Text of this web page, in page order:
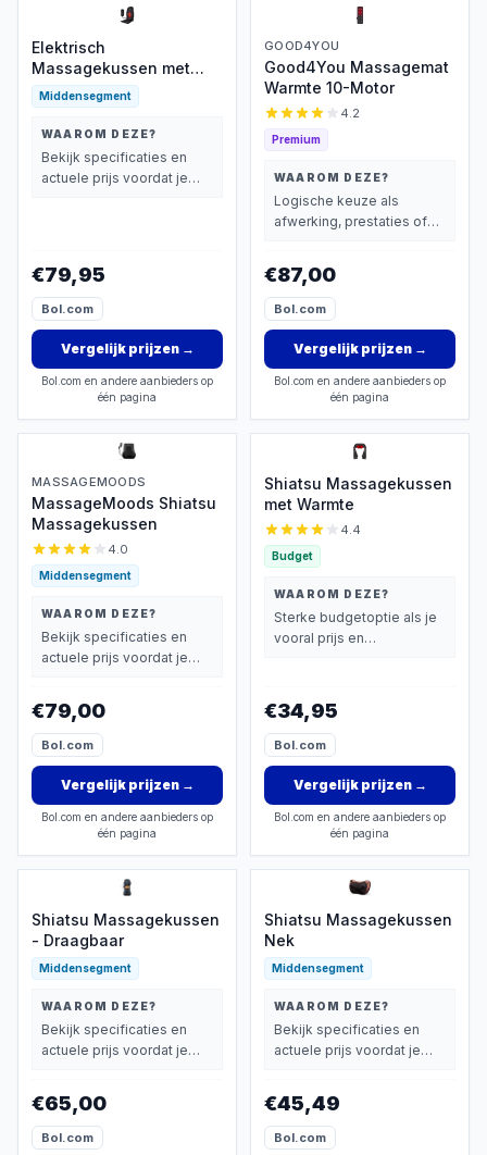
Elektrisch
Massagekussen met
Verwarming
Middensegment
WAAROM DEZE?
Bekijk specificaties en
actuele prijs voordat je
€79,95
Bol.com
Vergelijk prijzen→
Bol.com en andere aanbieders op
één pagina
GOOD4YOU
Good4You Massagemat
Warmte 10-Motor
4.2
Premium
WAAROM DEZE?
Logische keuze als
afwerking, prestaties of
€87,00
Bol.com
Vergelijk prijzen→
Bol.com en andere aanbieders op
één pagina
MASSAGEMOODS
MassageMoods Shiatsu
Massagekussen
4.0
Middensegment
WAAROM DEZE?
Bekijk specificaties en
actuele prijs voordat je
€79,00
Bol.com
Vergelijk prijzen→
Bol.com en andere aanbieders op
één pagina
Shiatsu Massagekussen
met Warmte
4.4
Budget
WAAROM DEZE?
Sterke budgetoptie als je
vooral prijs en
€34,95
Bol.com
Vergelijk prijzen→
Bol.com en andere aanbieders op
één pagina
Shiatsu Massagekussen
- Draagbaar
Middensegment
WAAROM DEZE?
Bekijk specificaties en
actuele prijs voordat je
€65,00
Bol.com
Shiatsu Massagekussen
Nek
Middensegment
WAAROM DEZE?
Bekijk specificaties en
actuele prijs voordat je
€45,49
Bol.com